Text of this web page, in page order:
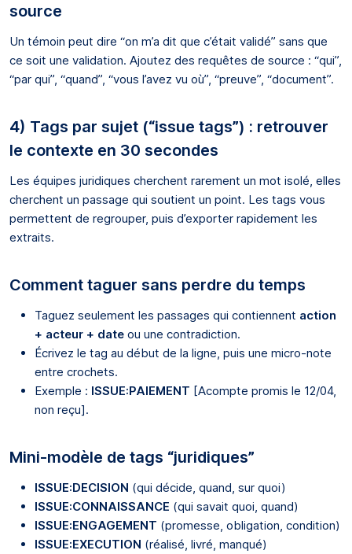
source
Un témoin peut dire “on m’a dit que c’était validé” sans que
ce soit une validation. Ajoutez des requêtes de source : “qui”,
“par qui”, “quand”, “vous l’avez vu où”, “preuve”, “document”.
4) Tags par sujet (“issue tags”) : retrouver
le contexte en 30 secondes
Les équipes juridiques cherchent rarement un mot isolé, elles
cherchent un passage qui soutient un point. Les tags vous
permettent de regrouper, puis d’exporter rapidement les
extraits.
Comment taguer sans perdre du temps
Taguez seulement les passages qui contiennent action
+ acteur + date ou une contradiction.
Écrivez le tag au début de la ligne, puis une micro-note
entre crochets.
Exemple : ISSUE:PAIEMENT [Acompte promis le 12/04,
non reçu].
Mini-modèle de tags “juridiques”
ISSUE:DECISION (qui décide, quand, sur quoi)
ISSUE:CONNAISSANCE (qui savait quoi, quand)
ISSUE:ENGAGEMENT (promesse, obligation, condition)
ISSUE:EXECUTION (réalisé, livré, manqué)